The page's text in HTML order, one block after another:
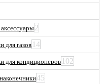
2
для газов 14
для кондиционеров 102
45